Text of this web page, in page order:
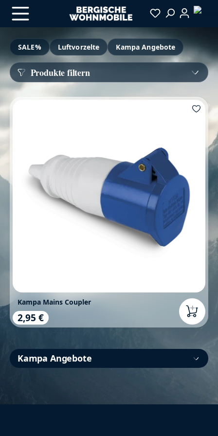
Zum Hauptinhalt springen
SALE%
Luftvorzelte Kampa Angebote
Produkte filtern
Kampa Mains Coupler
Regulärer Preis:
2,95 €
Kampa Angebote